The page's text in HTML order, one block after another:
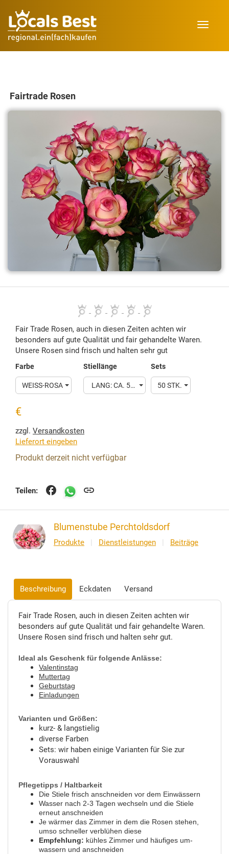
Toggle
Fairtrade Rosen
Fair Trade Rosen, auch in diesen Zeiten achten wir
besonders auf gute Qualität und fair gehandelte Waren.
Unsere Rosen sind frisch und halten sehr gut
Farbe
WEISS-ROSA
Stiellänge
LANG: CA. 50-60 CM
Sets
50 STK.
€
zzgl. Versandkosten
Lieferort eingeben
Produkt derzeit nicht verfügbar
Teilen: facebook link
Blumenstube Perchtoldsdorf
Produkte | Dienstleistungen | Beiträge
Beschreibung Eckdaten Versand
Fair Trade Rosen, auch in diesen Zeiten achten wir
besonders auf gute Qualität und fair gehandelte Waren.
Unsere Rosen sind frisch und halten sehr gut.
Ideal als Geschenk für folgende Anlässe:
Valentinstag
Muttertag
Geburtstag
Einladungen
Varianten und Größen:
kurz- & langstielig
diverse Farben
Sets: wir haben einige Varianten für Sie zur
Vorauswahl
Pflegetipps / Haltbarkeit
Die Stiele frisch anschneiden vor dem Einwässern
Wasser nach 2-3 Tagen wechseln und die Stiele
erneut anschneiden
Je wärmer das Zimmer in dem die Rosen stehen,
umso schneller verblühen diese
Empfehlung: kühles Zimmer und häufiges um-
wassern und anschneiden